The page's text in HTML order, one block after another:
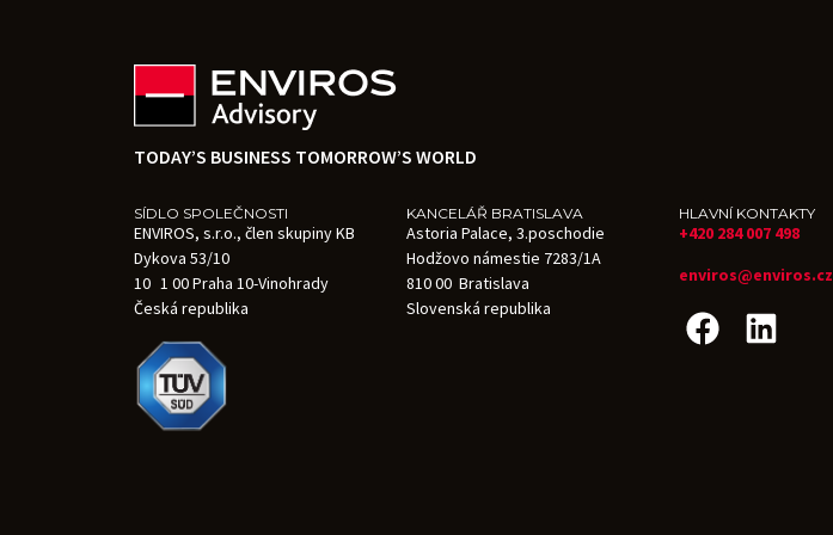
TODAY’S BUSINESS TOMORROW’S WORLD
SÍDLO SPOLEČNOSTI
ENVIROS, s.r.o., člen skupiny KB
Dykova 53/10
10 1 00 Praha 10-Vinohrady
Česká republika
KANCELÁŘ BRATISLAVA
Astoria Palace, 3.poschodie
Hodžovo námestie 7283/1A
810 00 Bratislava
Slovenská republika
HLAVNÍ KONTAKTY
+420 284 007 498
enviros@enviros.cz